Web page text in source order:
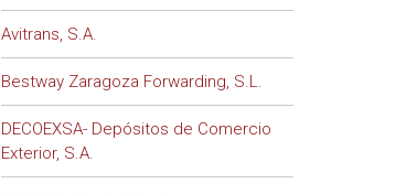
Avitrans, S.A.
Bestway Zaragoza Forwarding, S.L.
DECOEXSA- Depósitos de Comercio
Exterior, S.A.